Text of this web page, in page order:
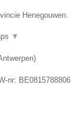
Henegouwen.
▼
)
nr: BE0815788806